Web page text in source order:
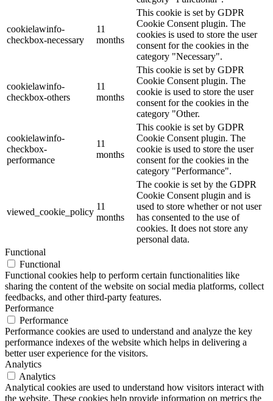
cookielawinfo-
checkbox-necessary
11
months
This cookie is set by GDPR
Cookie Consent plugin. The
cookies is used to store the user
consent for the cookies in the
category "Necessary".
cookielawinfo-
checkbox-others
11
months
This cookie is set by GDPR
Cookie Consent plugin. The
cookie is used to store the user
consent for the cookies in the
category "Other.
cookielawinfo-
checkbox-
performance
11
months
This cookie is set by GDPR
Cookie Consent plugin. The
cookie is used to store the user
consent for the cookies in the
category "Performance".
viewed_cookie_policy
11
months
The cookie is set by the GDPR
Cookie Consent plugin and is
used to store whether or not user
has consented to the use of
cookies. It does not store any
personal data.
Functional
Functional
Functional cookies help to perform certain functionalities like
sharing the content of the website on social media platforms, collect
feedbacks, and other third-party features.
Performance
Performance
Performance cookies are used to understand and analyze the key
performance indexes of the website which helps in delivering a
better user experience for the visitors.
Analytics
Analytics
Analytical cookies are used to understand how visitors interact with
the website. These cookies help provide information on metrics the